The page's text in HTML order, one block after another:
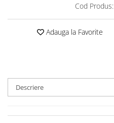
Brățară de gleznă
Colier / Pandantiv
Cercei
Cod Produs:
Adauga la Favorite
Descriere